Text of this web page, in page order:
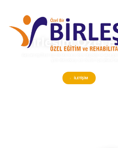
Birleşim Özel
İLETIŞIM